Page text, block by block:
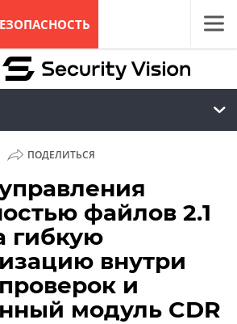
ПОДЕЛИТЬСЯ
файлов 2.1
гибкую
внутри
и
модуль CDR